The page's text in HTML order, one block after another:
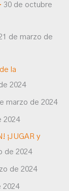
30 de octubre
de marzo de
la
2024
marzo de 2024
2024
¡JUGAR y
de 2024
de 2024
2024